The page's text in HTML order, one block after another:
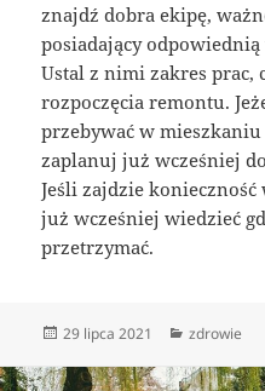
znajdź dobra ekipę,
posiadający
Ustal z nimi zakres prac,
rozpoczęcia remontu.
przebywać w
zaplanuj już wcześniej
Jeśli zajdzie
już wcześniej wiedzieć
przetrzymać.
Data
29 lipca 2021 Kategorie
zdrowie